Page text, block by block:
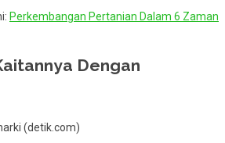
Perkembangan Pertanian Dalam 6 Zaman
Dengan
(detik.com)